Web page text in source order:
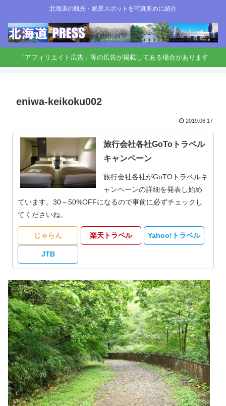
北海道の観光・絶景スポットを写真多めに紹介
「アフィリエイト広告」等の広告が掲載してある場合があります
eniwa-keikoku002
2019.06.17
旅行会社各社GoToトラベル
キャンペーン
旅行会社各社がGoTOトラベルキ
ャンペーンの詳細を発表し始め
ています。30～50%OFFになるので事前に必ずチェックし
てくださいね。
じゃらん 楽天トラベル Yahoo!トラベル
JTB